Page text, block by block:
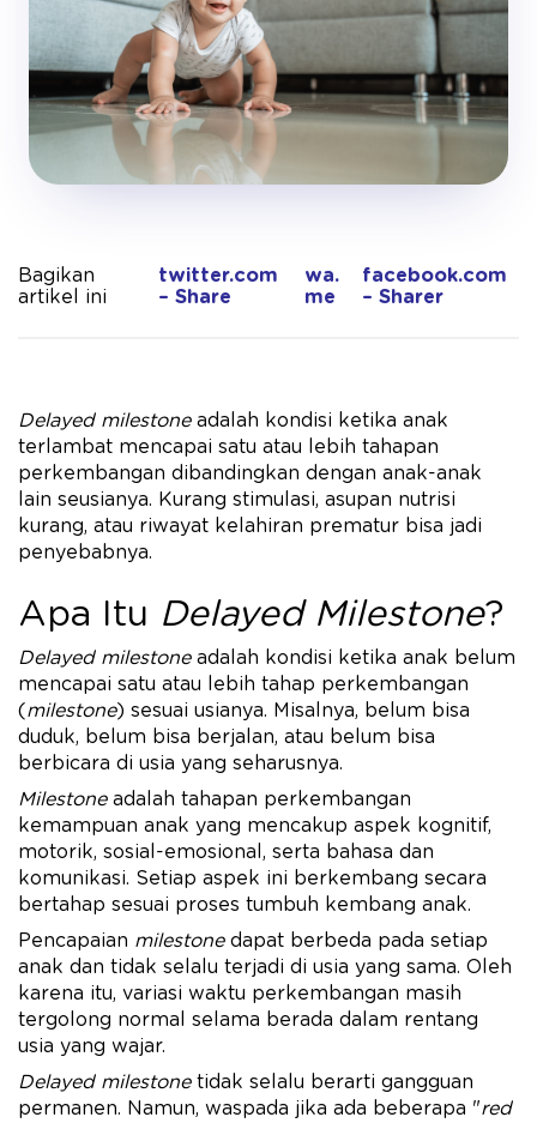
Bagikan
artikel ini
twitter.com
– Share
wa.
me
facebook.com
– Sharer
Delayed milestone adalah kondisi ketika anak
terlambat mencapai satu atau lebih tahapan
perkembangan dibandingkan dengan anak-anak
lain seusianya. Kurang stimulasi, asupan nutrisi
kurang, atau riwayat kelahiran prematur bisa jadi
penyebabnya.
Apa Itu Delayed Milestone?
Delayed milestoneadalah kondisi ketika anak belum
mencapai satu atau lebih tahap perkembangan
(milestone) sesuai usianya. Misalnya, belum bisa
duduk, belum bisa berjalan, atau belum bisa
berbicara di usia yang seharusnya.
Milestoneadalah tahapan perkembangan
kemampuan anak yang mencakup aspek kognitif,
motorik, sosial-emosional, serta bahasa dan
komunikasi. Setiap aspek ini berkembang secara
bertahap sesuai proses tumbuh kembang anak.
Pencapaian milestonedapat berbeda pada setiap
anak dan tidak selalu terjadi di usia yang sama. Oleh
karena itu, variasi waktu perkembangan masih
tergolong normal selama berada dalam rentang
usia yang wajar.
Delayed milestonetidak selalu berarti gangguan
permanen. Namun, waspada jika ada beberapa "red